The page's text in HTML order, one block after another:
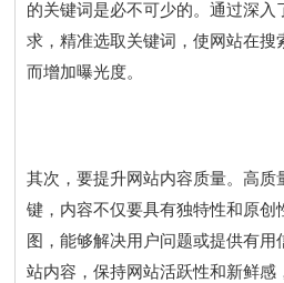
的关键词是必不可少的。通过深入
求，精准选取关键词，使网站在搜
而增加曝光度。
其次，要提升网站内容质量。高质
键，内容不仅要具有独特性和原创
图，能够解决用户问题或提供有用
站内容，保持网站活跃性和新鲜感